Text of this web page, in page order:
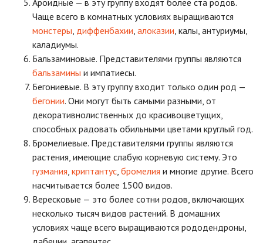
Чаще всего в комнатных условиях выращиваются
монстеры диффенбахии алоказии , калы, антуриумы,
каладиумы.
Бальзаминовые. Представителями группы являются
бальзамины и импатиесы.
Бегониевые. В эту группу входит только один род —
бегонии. Они могут быть самыми разными, от
декоративнолиственных до красивоцветущих,
способных радовать обильными цветами круглый год.
Бромелиевые. Представителями группы являются
растения, имеющие слабую корневую систему. Это
гузмания криптантус бромелия и многие другие. Всего
насчитывается более 1500 видов.
Вересковые — это более сотни родов, включающих
несколько тысяч видов растений. В домашних
условиях чаще всего выращиваются рододендроны,